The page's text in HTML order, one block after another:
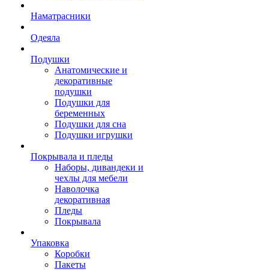
Наматрасники
Одеяла
Подушки
Анатомические и
декоративные
подушки
Подушки для
беременных
Подушки для сна
Подушки игрушки
Покрывала и пледы
Наборы, дивандеки и
чехлы для мебели
Наволочка
декоративная
Пледы
Покрывала
Упаковка
Коробки
Пакеты